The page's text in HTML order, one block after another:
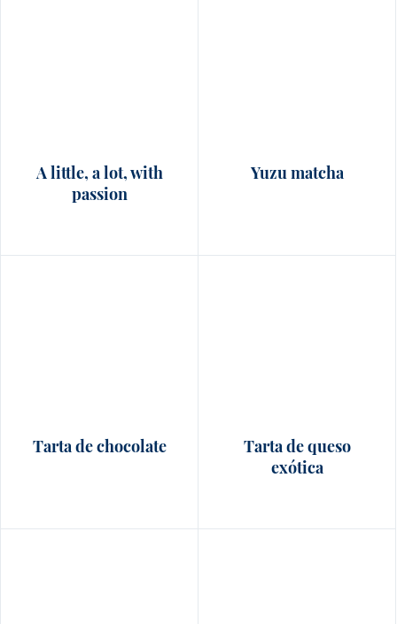
A little, a lot, with
passion
Yuzu matcha
Tarta de chocolate
Tarta de queso
exótica